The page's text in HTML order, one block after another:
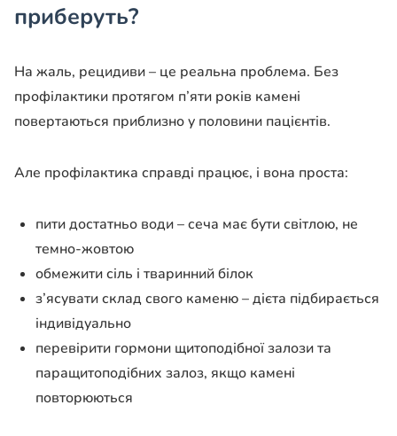
приберуть?
На жаль, рецидиви – це реальна проблема. Без
профілактики протягом п’яти років камені
повертаються приблизно у половини пацієнтів.
Але профілактика справді працює, і вона проста:
пити достатньо води – сеча має бути світлою, не
темно-жовтою
обмежити сіль і тваринний білок
з’ясувати склад свого каменю – дієта підбирається
індивідуально
перевірити гормони щитоподібної залози та
паращитоподібних залоз, якщо камені
повторюються